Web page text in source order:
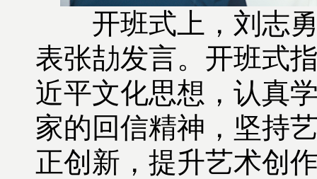
开班式上，刘志勇
表张劼发言。开班式
近平文化思想，认真
家的回信精神，坚持
正创新，提升艺术创